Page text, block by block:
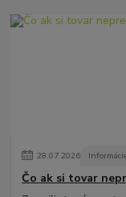
28.07.2026
Čo ak si tovar